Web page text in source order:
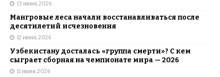
13 июня, 2026
Мангровые леса начали восстанавливаться после
десятилетий исчезновения
12 июня, 2026
Узбекистану досталась «группа смерти»? С кем
сыграет сборная на чемпионате мира — 2026
11 июня, 2026